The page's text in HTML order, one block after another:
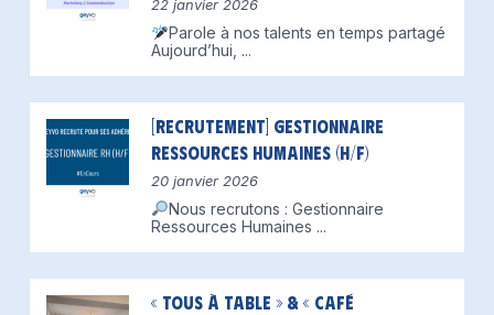
22 janvier 2026
Parole à nos talents en temps partagé
Aujourd’hui, ...
[Recrutement] Gestionnaire
Ressources Humaines (H/F)
20 janvier 2026
Nous recrutons : Gestionnaire
Ressources Humaines ...
« Tous à table » & « Café